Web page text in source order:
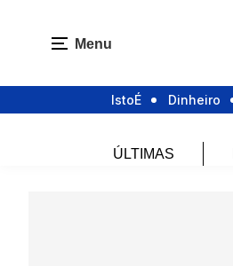
Menu
IstoÉ Dinheiro
ÚLTIMAS